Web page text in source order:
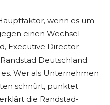
wenn es um
einen Wechsel
Executive Director
Deutschland:
Wer als Unternehmen
schnürt, punktet
die Randstad-